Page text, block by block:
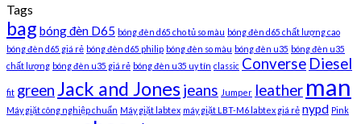
Tags
bag bóng đèn D65 bóng đèn d65 cho tủ so màu bóng đèn d65 chất lượng cao
bóng đèn d65 giá rẻ bóng đèn d65 philip bóng đèn so màu bóng đèn u35 bóng đèn u35
chất lượng bóng đèn u35 giá rẻ bóng đèn u35 uy tín classic Converse Diesel
fit greenJack and Jonesjeans Jumper leather man
Máy giặt công nghiệp chuẩn Máy giặt labtex máy giặt LBT-M6 labtex giá rẻ nypd Pink